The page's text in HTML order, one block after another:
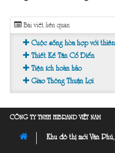
Bài viết liên quan
Cuộc sống hòa hợp với
Thiết Kế Tân Cổ Điển
Tiện ích hoàn hảo
Giao Thông Thuận Lợi
CÔNG TY TNHH HIBRAND VIỆT NAM
Khu đô thị mới Văn